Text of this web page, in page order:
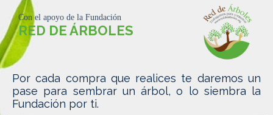
Con el apoyo de la Fundación
RED DE ÁRBOLES
Por cada compra que realices te daremos un
pase para sembrar un árbol, o lo siembra la
Fundación por ti.